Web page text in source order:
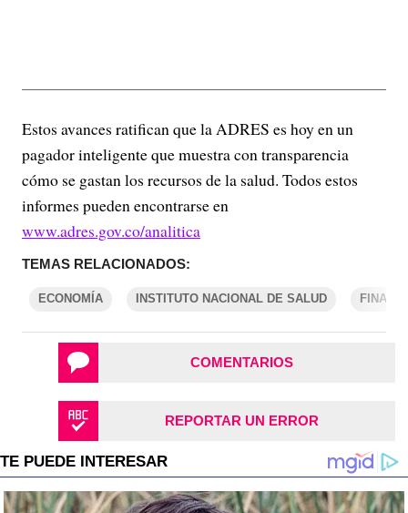
Estos avances ratifican que la ADRES es hoy en un
pagador inteligente que muestra con transparencia
cómo se gastan los recursos de la salud. Todos estos
informes pueden encontrarse en
www.adres.gov.co/analitica
TEMAS RELACIONADOS:
ECONOMÍA INSTITUTO NACIONAL DE SALUD
COMENTARIOS
REPORTAR UN ERROR